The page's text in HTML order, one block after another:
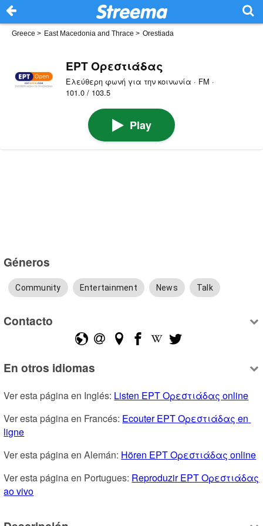
Greece > East Macedonia and Thrace > Orestiada
ΕΡΤ Ορεστιάδας
Ελεύθερη φωνή για την κοινωνία · FM ·
101.0 / 103.5
Play
Géneros
Community Entertainment News Talk
Contacto
En otros idiomas
Ver esta página en Inglés: Listen ΕΡΤ Ορεστιάδας online
Ver esta página en Francés: Ecouter ΕΡΤ Ορεστιάδας en
ligne
Ver esta página en Alemán: Hören ΕΡΤ Ορεστιάδας online
Ver esta página en Portugues: Reproduzir ΕΡΤ Ορεστιάδας
ao vivo